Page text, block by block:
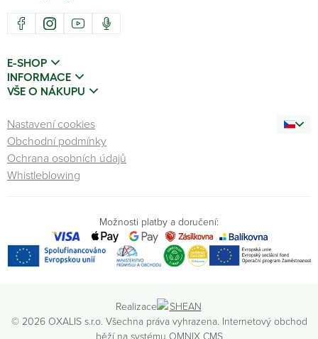
E-SHOP
INFORMACE
VŠE O NÁKUPU
Nastavení cookies
Obchodní podmínky
Ochrana osobních údajů
Whistleblowing
Možnosti platby a doručení:
© 2026 OXALIS s.r.o. Všechna práva vyhrazena. Internetový obchod
běží na systému OMNIX CMS
Realizace